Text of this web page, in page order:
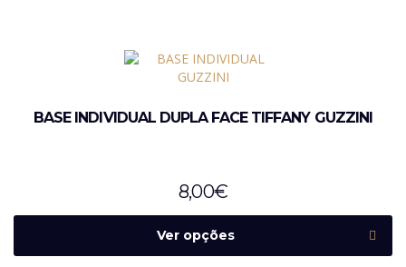
BASE INDIVIDUAL DUPLA FACE TIFFANY GUZZINI
8,00€
Ver opções